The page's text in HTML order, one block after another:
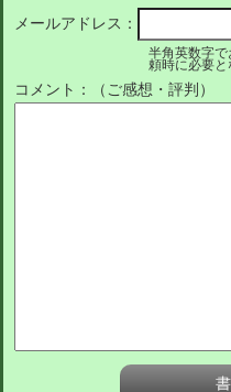
メールアドレス：
半角英数字
頼時に必要と
コメント：（ご感想・評判）